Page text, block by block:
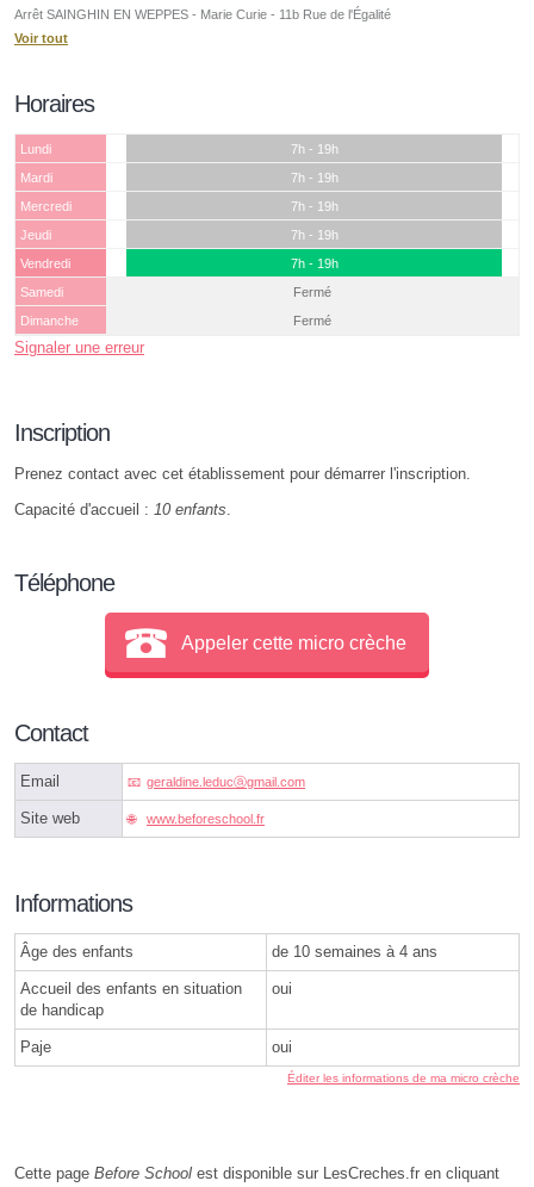
Arrêt SAINGHIN EN WEPPES - Marie Curie - 11b Rue de l'Égalité
Voir tout
Horaires
Lundi
7h - 19h
Mardi
7h - 19h
Mercredi
7h - 19h
Jeudi
7h - 19h
Vendredi
7h - 19h
Samedi
Fermé
Dimanche
Fermé
Signaler une erreur
Inscription
Prenez contact avec cet établissement pour démarrer l'inscription.
Capacité d'accueil : 10 enfants.
Téléphone
Appeler cette micro crèche
Contact
Email geraldine.leducⓐgmail.com
Site web www.beforeschool.fr
Informations
Âge des enfants de 10 semaines à 4 ans
Accueil des enfants en situation
de handicap
oui
Paje oui
Éditer les informations de ma micro crèche
Cette page Before School est disponible sur LesCreches.fr en cliquant